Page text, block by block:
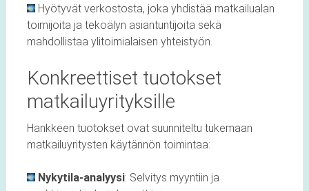
Hyötyvät verkostosta, joka yhdistää matkailualan
toimijoita ja tekoälyn asiantuntijoita sekä
mahdollistaa ylitoimialaisen yhteistyön.
Konkreettiset tuotokset
matkailuyrityksille
Hankkeen tuotokset ovat suunniteltu tukemaan
matkailuyritysten käytännön toimintaa:
Nykytila-analyysi: Selvitys myyntiin ja